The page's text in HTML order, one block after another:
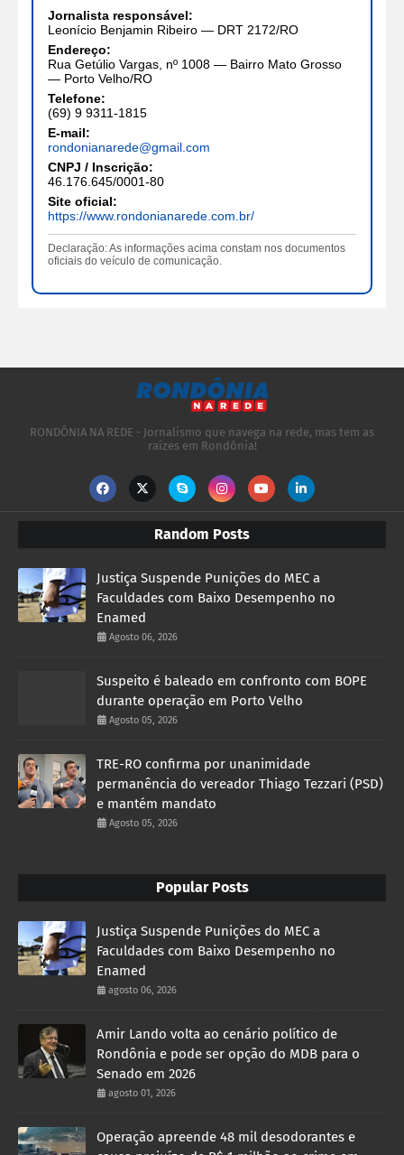
Jornalista responsável:
Leonício Benjamin Ribeiro — DRT 2172/RO
Endereço:
Rua Getúlio Vargas, nº 1008 — Bairro Mato Grosso
— Porto Velho/RO
Telefone:
(69) 9 9311-1815
E-mail:
rondonianarede@gmail.com
CNPJ / Inscrição:
46.176.645/0001-80
Site oficial:
https://www.rondonianarede.com.br/
Declaração: As informações acima constam nos documentos
oficiais do veículo de comunicação.
RONDÔNIA NA REDE - Jornalismo que navega na rede, mas tem as
raízes em Rondônia!
Random Posts
Justiça Suspende Punições do MEC a
Faculdades com Baixo Desempenho no
Enamed
Agosto 06, 2026
Suspeito é baleado em confronto com BOPE
durante operação em Porto Velho
Agosto 05, 2026
TRE-RO confirma por unanimidade
permanência do vereador Thiago Tezzari (PSD)
e mantém mandato
Agosto 05, 2026
Popular Posts
Justiça Suspende Punições do MEC a
Faculdades com Baixo Desempenho no
Enamed
agosto 06, 2026
Amir Lando volta ao cenário político de
Rondônia e pode ser opção do MDB para o
Senado em 2026
agosto 01, 2026
Operação apreende 48 mil desodorantes e